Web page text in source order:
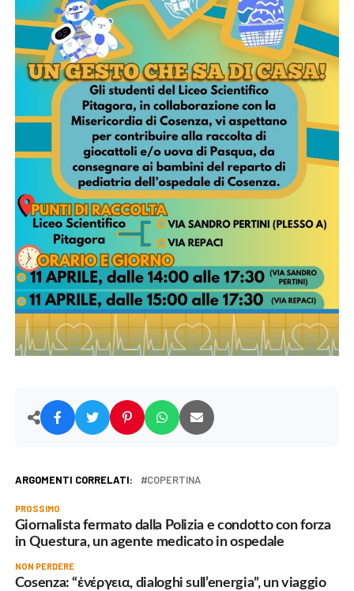
ARGOMENTI CORRELATI: COPERTINA
PROSSIMO
Giornalista fermato dalla Polizia e condotto con forza
in Questura, un agente medicato in ospedale
NON PERDERE
Cosenza: “ἐνέργεια, dialoghi sull’energia”, un viaggio